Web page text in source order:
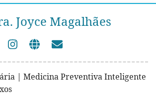
Joyce Magalhães
| Medicina Preventiva Inteligente